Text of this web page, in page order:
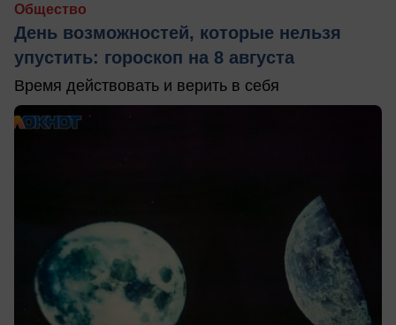
Общество
День возможностей, которые нельзя
упустить: гороскоп на 8 августа
Время действовать и верить в себя